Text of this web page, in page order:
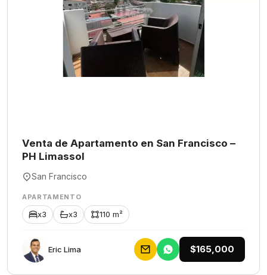
Venta de Apartamento en San Francisco –
PH Limassol
San Francisco
APARTAMENTO
x3 x3 110 m²
Eric Lima $165,000